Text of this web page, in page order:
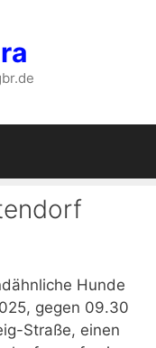
Hunde
gegen 09.30
Straße, einen